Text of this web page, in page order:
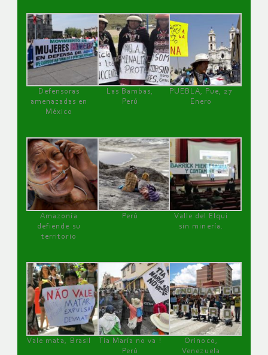
Defensoras
amenazadas en
México
Las Bambas,
Perú
PUEBLA, Pue, 27
Enero
Amazonía
defiende su
territorio
Perú
Valle del Elqui
sin minería.
Vale mata, Brasil
Tía María no va !
Perú
Orinoco,
Venezuela